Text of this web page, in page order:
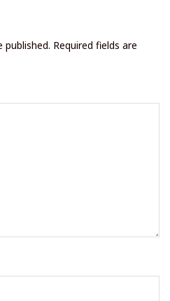
published. Required fields are